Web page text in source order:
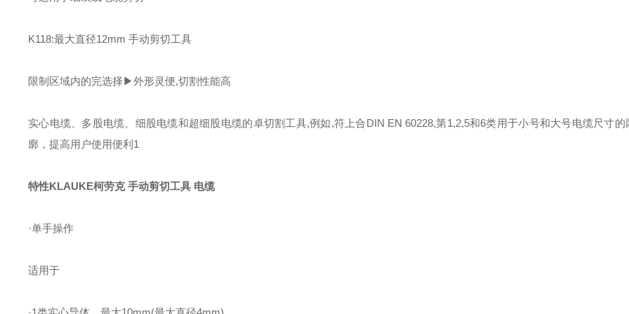
K118:最大直径12mm 手动剪切工具
限制区域内的完选择▶外形灵便,切割性能高
实心电缆、多股电缆、细股电缆和超细股电缆的卓切割工具,例如,符上合DIN EN 60228,第1,2,5和6类用于小号和大号电缆尺寸的
廓，提高用户使用便利1
特性KLAUKE柯劳克 手动剪切工具 电缆
·单手操作
适用于